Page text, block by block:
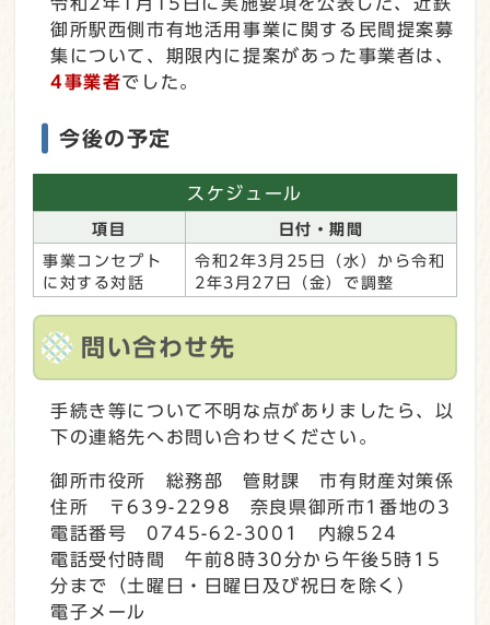
御所駅西側市有地活用事業に関する民間提案募
集について、期限内に提案があった事業者は、
4事業者でした。
今後の予定
スケジュール
項目 日付・期間
事業コンセプト
に対する対話
令和2年3月25日（水）から令和
2年3月27日（金）で調整
問い合わせ先
手続き等について不明な点がありましたら、以
下の連絡先へお問い合わせください。
御所市役所 総務部 管財課 市有財産対策係
住所 〒639-2298 奈良県御所市1番地の3
電話番号 0745-62-3001 内線524
電話受付時間 午前8時30分から午後5時15
分まで（土曜日・日曜日及び祝日を除く）
電子メール